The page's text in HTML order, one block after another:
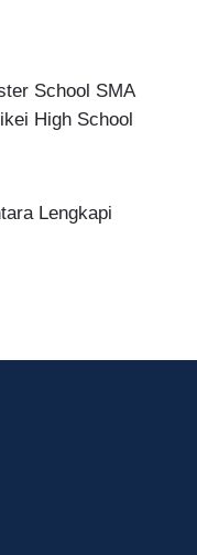
School SMA
High School
Lengkapi